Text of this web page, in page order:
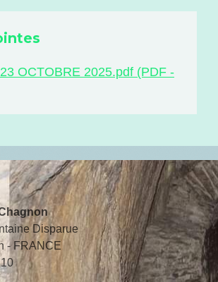
OCTOBRE 2025.pdf (PDF -
Disparue
- FRANCE